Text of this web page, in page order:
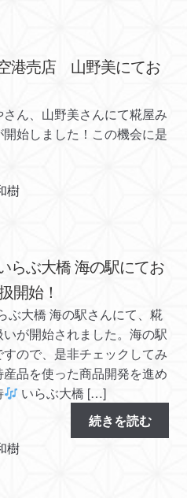
港売店 山野美にてお
ん、山野美さんにて糀屋み
始しました！この機会に是
樹
らぶ大橋 海の駅にてお
開始！
ぶ大橋 海の駅さんにて、糀
が開始されました。海の駅
ので、是非チェックしてみ
品を使った商品開発を進め
いらぶ大橋 […]
続きを読む
樹